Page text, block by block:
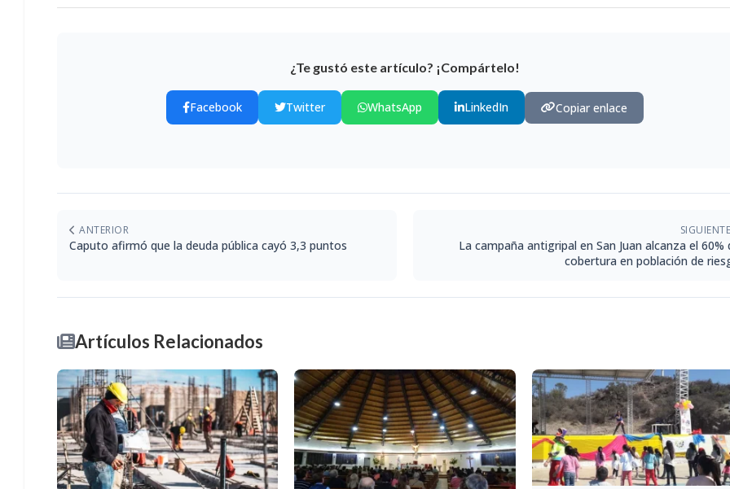
¿Te gustó este artículo? ¡Compártelo!
Facebook Twitter WhatsApp LinkedIn Copiar enlace
ANTERIOR
Caputo afirmó que la deuda pública cayó 3,3 puntos
La campaña antigripal en San Juan alcanza el 60%
cobertura en población de
Artículos Relacionados